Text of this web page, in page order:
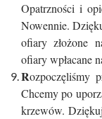
Opatrzności i
Nowennie.
ofiary złożone
ofiary wpłacane
Rozpoczęliśmy
Chcemy po
krzewów.